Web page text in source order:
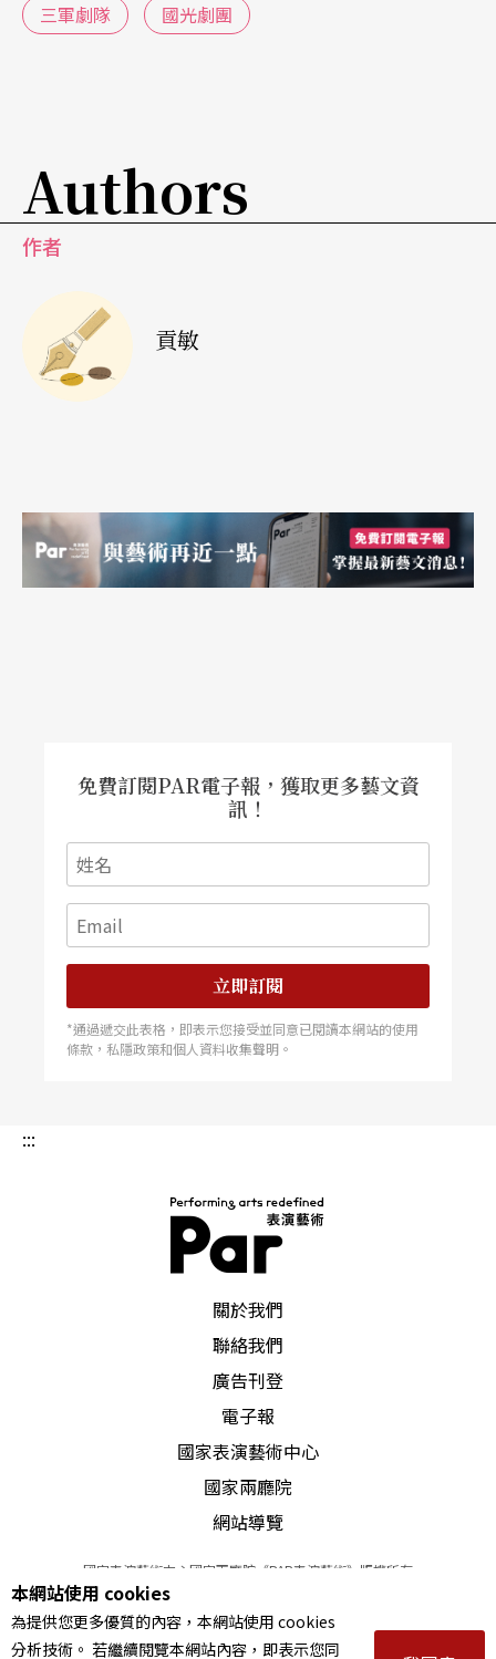
張遠亭、譚硯華，乃至更晚的李湘芳等，都曾組成
口氣唱了五年；另一則是後起之秀的姜竹華，自民
國五十七年起，在今日公司的麟麒廳也連續演出了
五年左右。及至民間劇團實在不能維持時，以上提
到的那些組合就風流雲散了。許多從業人員都投向
已成氣候的三軍劇隊，使得寶島上的京劇活動，從
此都由軍中掌控了。
在今年改隸於敎育部時，三軍劇隊名副其實，眞的
祇有「陸光」「海光」和「大鵬」三個劇隊。（原
先屬於這三個隊的劇校，則早於十年前即合併爲
屬於三軍總部的這三個劇隊，「大鵬」成立於民國
卅九年五月一日，「海光」成立於民國四十三年，
（實際上，包含國劇隊的海總政工大隊，早於民國
卅八年十一月即成立。）「陸光」稍晚，成立於民
國四十七年十月。（在民國四十年左右，由小劉玉
琴、劉玉麟等組成之「光明」劇團，其實即屬於陸
軍總部）這三個隊，最短的已有卅七年歷史，長的
則超過了四十五年。而在這三個隊之外曾經活躍在
「明駝」是屬於聯勤的劇隊，裁撤不久，大家印象
應該還新。全盛時期的陣容包括徐露、葉復潤、李
桐春、孫麗虹、于金驊、王鳴詠、翁中芹……等都
在，所演出的戲碼亦很受人歡迎。如以徐露爲主的
《秦良玉》，和以葉復潤爲主的《滿江紅》，都是
罕見的佳構；他倆合作的《汾河灣》和《二堂訓
子》之類的對兒戲，更是絕配。因之這個隊被裁撤
時，引起許多惋惜之聲。
再早一些的劇隊，如當時一軍團的「大宛」、二軍
團的「龍吟」、預訓部的「干城」、陸戰隊的「先
鋒」、馬防部的「虎嘯」、金防部的「百韜」（原
名（粤華」）、傘兵的「飛虎」……以及一些較小
三軍劇隊 國光劇團
Authors
作者
貢敏
免費訂閱PAR電子報，獲取更多藝文資
訊！
立即訂閱
*通過遞交此表格，即表示您接受並同意已閱讀本網站的使用
條款，私隱政策和個人資料收集聲明。
:::
關於我們
聯絡我們
廣告刊登
電子報
國家表演藝術中心
國家兩廳院
網站導覽
國家表演藝術中心國家兩廳院《PAR表演藝術》版權所有
© 2022Performing arts redefined. All Rights Reserved
統一編號 Tax Id number 00973926
本站所提供相關演出資訊，如有異動應以主辦單位公告為準。
本網站使用 cookies
為提供您更多優質的內容，本網站使用 cookies
分析技術。 若繼續閱覽本網站內容，即表示您同